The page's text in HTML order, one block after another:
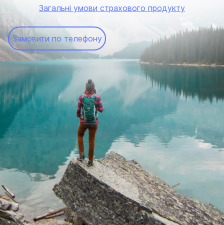
Загальні умови страхового продукту
Замовити по телефону